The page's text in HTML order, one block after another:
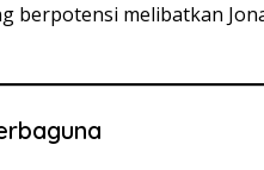
berpotensi melibatkan